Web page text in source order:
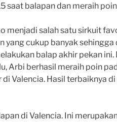
saat balapan dan meraih
menjadi salah satu sirkuit
yang cukup banyak sehingga
balap akhir pekan ini.
Arbi berhasil meraih poin
Valencia. Hasil terbaiknya
di Valencia. Ini